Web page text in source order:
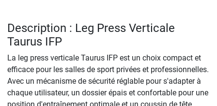
Description : Leg Press Verticale
Taurus IFP
La leg press verticale Taurus IFP est un choix compact et
efficace pour les salles de sport privées et professionnelles.
Avec un mécanisme de sécurité réglable pour s'adapter à
chaque utilisateur, un dossier épais et confortable pour une